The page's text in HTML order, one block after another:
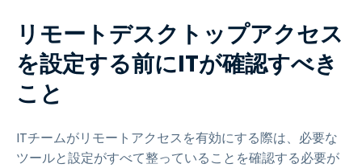
リモートデスクトップアクセス
を設定する前にITが確認すべき
こと
ITチームがリモートアクセスを有効にする際は、必要な
ツールと設定がすべて整っていることを確認する必要が